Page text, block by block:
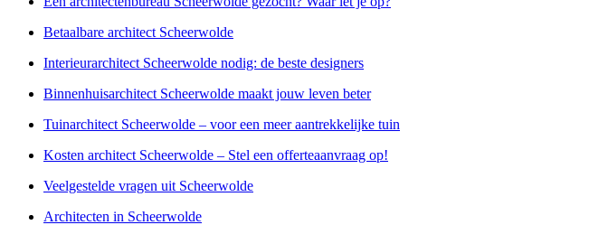
Betaalbare architect Scheerwolde
Interieurarchitect Scheerwolde nodig: de beste designers
Binnenhuisarchitect Scheerwolde maakt jouw leven beter
Tuinarchitect Scheerwolde – voor een meer aantrekkelijke tuin
Kosten architect Scheerwolde – Stel een offerteaanvraag op!
Veelgestelde vragen uit Scheerwolde
Architecten in Scheerwolde